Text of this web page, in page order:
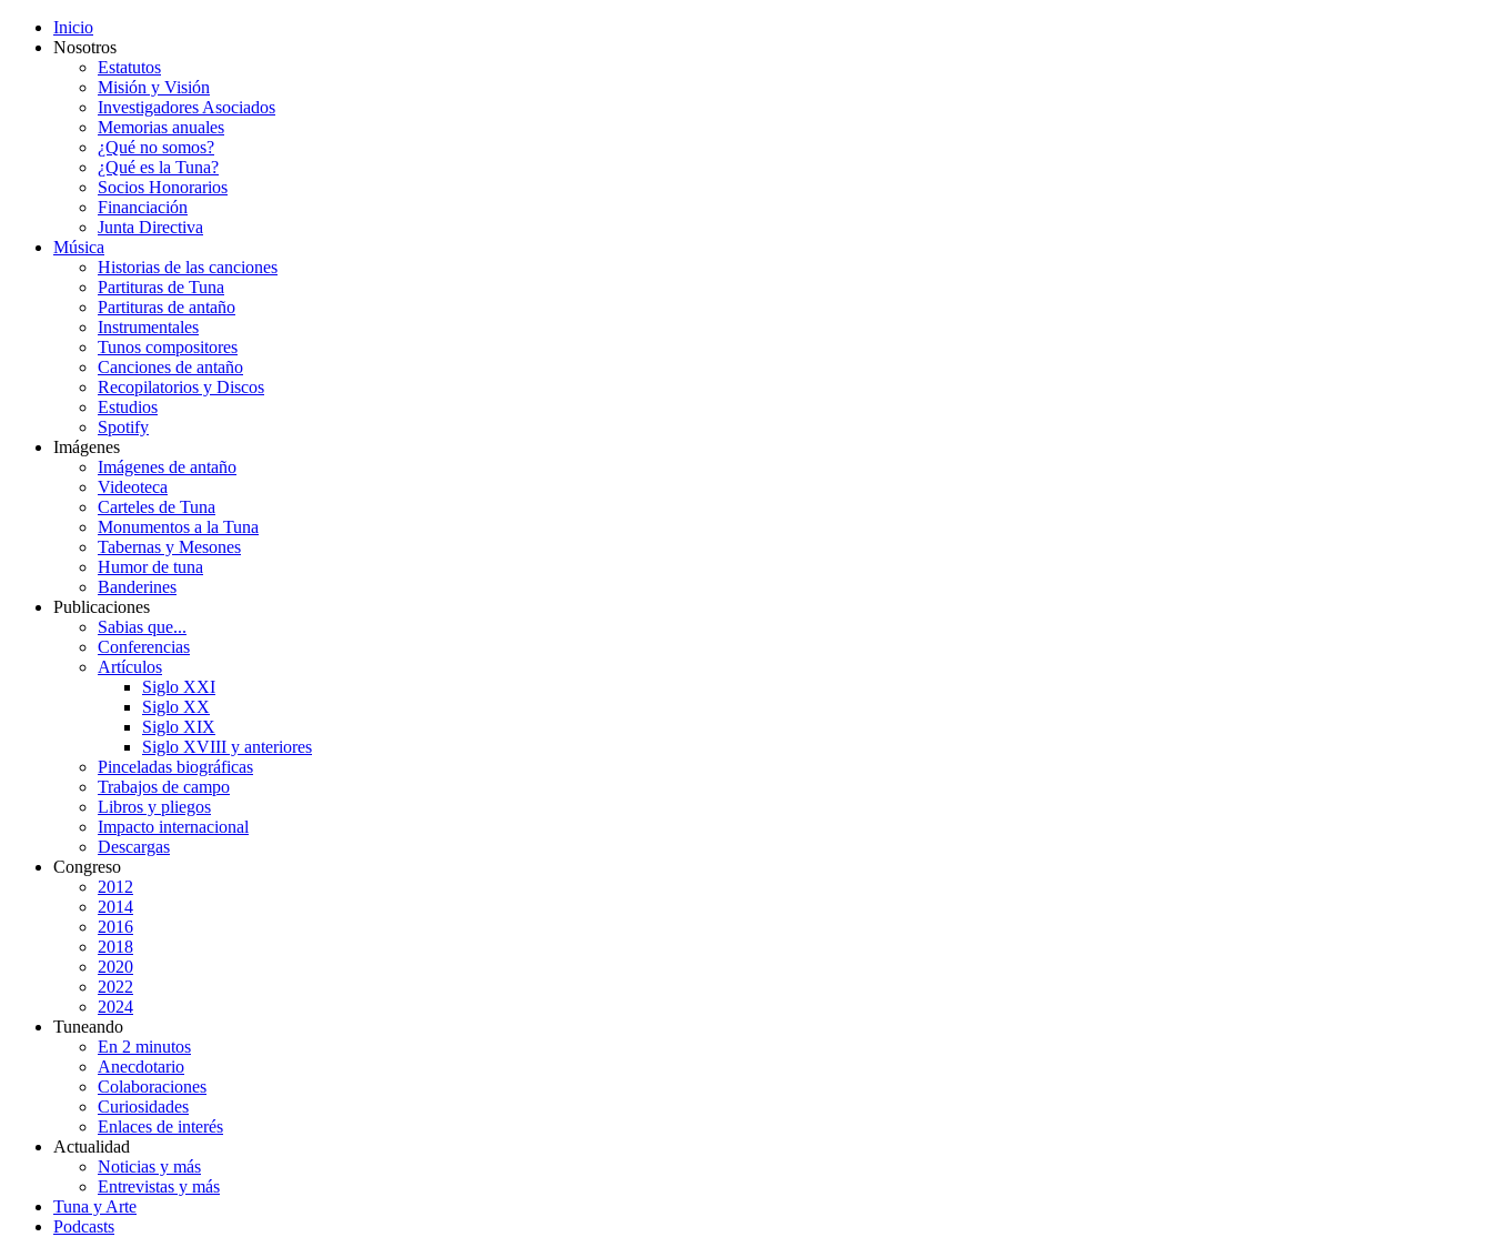
Inicio
Nosotros
Estatutos
Misión y Visión
Investigadores Asociados
Memorias anuales
¿Qué no somos?
¿Qué es la Tuna?
Socios Honorarios
Financiación
Junta Directiva
Música
Historias de las canciones
Partituras de Tuna
Partituras de antaño
Instrumentales
Tunos compositores
Canciones de antaño
Recopilatorios y Discos
Estudios
Spotify
Imágenes
Imágenes de antaño
Videoteca
Carteles de Tuna
Monumentos a la Tuna
Tabernas y Mesones
Humor de tuna
Banderines
Publicaciones
Sabias que...
Conferencias
Artículos
Siglo XXI
Siglo XX
Siglo XIX
Siglo XVIII y anteriores
Pinceladas biográficas
Trabajos de campo
Libros y pliegos
Impacto internacional
Descargas
Congreso
2012
2014
2016
2018
2020
2022
2024
Tuneando
En 2 minutos
Anecdotario
Colaboraciones
Curiosidades
Enlaces de interés
Actualidad
Noticias y más
Entrevistas y más
Tuna y Arte
Podcasts